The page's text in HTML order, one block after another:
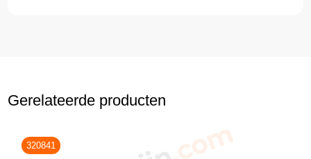
Gerelateerde producten
320841